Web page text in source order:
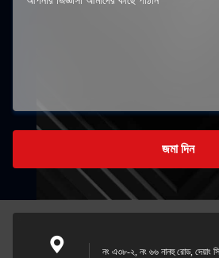
জমা দিন
নং এ৩৮-২, নং ৬৬ নানহু রোড, দেয়াং